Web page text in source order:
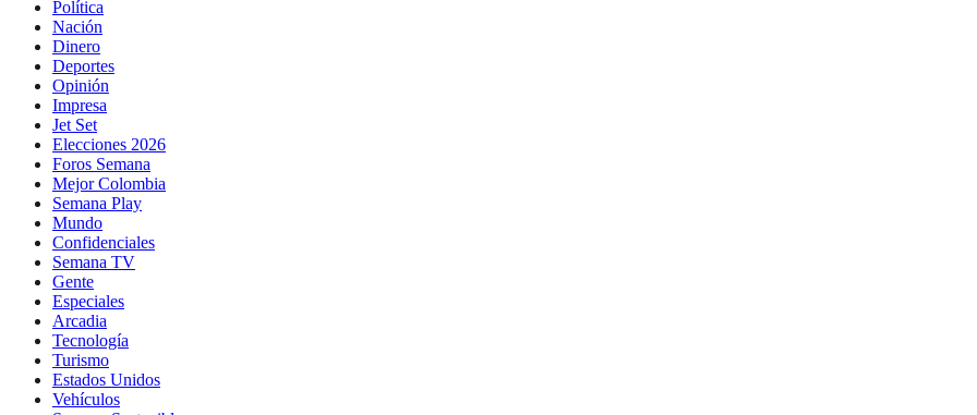
Política
Nación
Dinero
Deportes
Opinión
Impresa
Jet Set
Elecciones 2026
Foros Semana
Mejor Colombia
Semana Play
Mundo
Confidenciales
Semana TV
Gente
Especiales
Arcadia
Tecnología
Turismo
Estados Unidos
Vehículos